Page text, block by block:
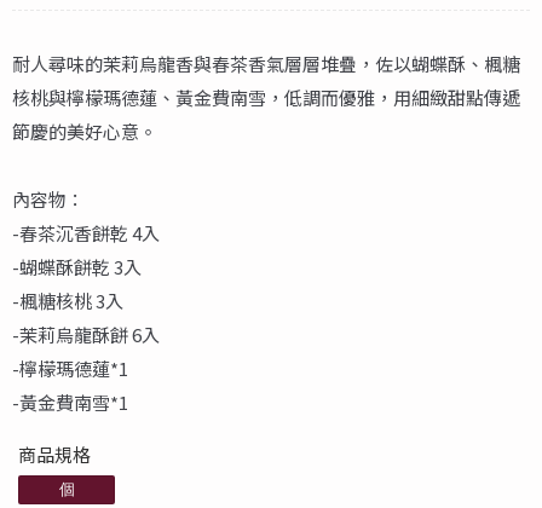
耐人尋味的茉莉烏龍香與春茶香氣層層堆疊，佐以蝴蝶酥、楓糖
核桃與檸檬瑪德蓮、黃金費南雪，低調而優雅，用細緻甜點傳遞
節慶的美好心意。
內容物：
-春茶沉香餅乾 4入
-蝴蝶酥餅乾 3入
-楓糖核桃 3入
-茉莉烏龍酥餅 6入
-檸檬瑪德蓮*1
-黃金費南雪*1
商品規格
個